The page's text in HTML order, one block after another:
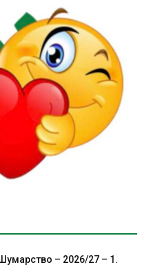
– 2026/27 – 1.